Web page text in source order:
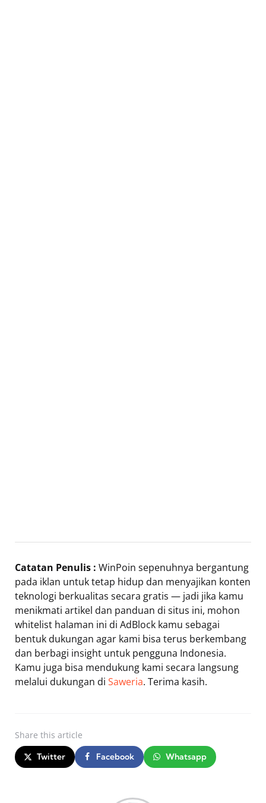
Catatan Penulis : WinPoin sepenuhnya bergantung
pada iklan untuk tetap hidup dan menyajikan konten
teknologi berkualitas secara gratis — jadi jika kamu
menikmati artikel dan panduan di situs ini, mohon
whitelist halaman ini di AdBlock kamu sebagai
bentuk dukungan agar kami bisa terus berkembang
dan berbagi insight untuk pengguna Indonesia.
Kamu juga bisa mendukung kami secara langsung
melalui dukungan di Saweria. Terima kasih.
Share this article
Twitter Facebook Whatsapp